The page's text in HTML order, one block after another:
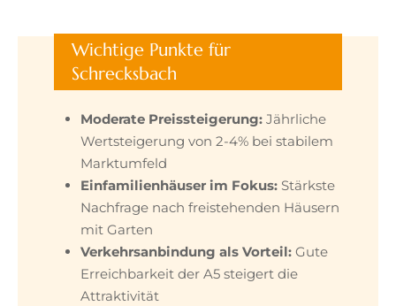
Wichtige Punkte für
Schrecksbach
Moderate Preissteigerung: Jährliche
Wertsteigerung von 2-4% bei stabilem
Marktumfeld
Einfamilienhäuser im Fokus: Stärkste
Nachfrage nach freistehenden Häusern
mit Garten
Verkehrsanbindung als Vorteil: Gute
Erreichbarkeit der A5 steigert die
Attraktivität